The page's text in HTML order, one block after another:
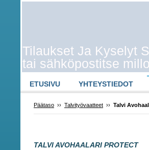
Tilaukset Ja Kyselyt
tai sähköpostitse
ETUSIVU YHTEYSTIEDOT
Päätaso ›› Talvityövaatteet ›› Talvi
TALVI AVOHAALARI PROTECT